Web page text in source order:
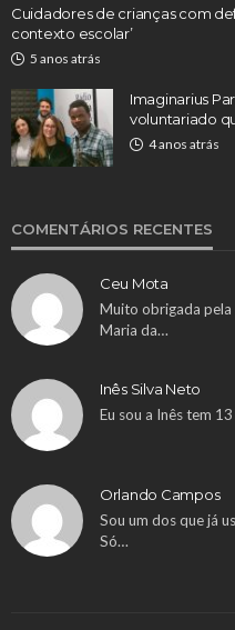
Cuidadores de crianças com
contexto escolar’
5 anos atrás
Imaginarius
voluntariado
4 anos atrás
COMENTÁRIOS RECENTES
Ceu Mota
Muito obrigada
Maria da…
Inês Silva Neto
Eu sou a Inês tem
Orlando Campos
Sou um dos que já
Só…